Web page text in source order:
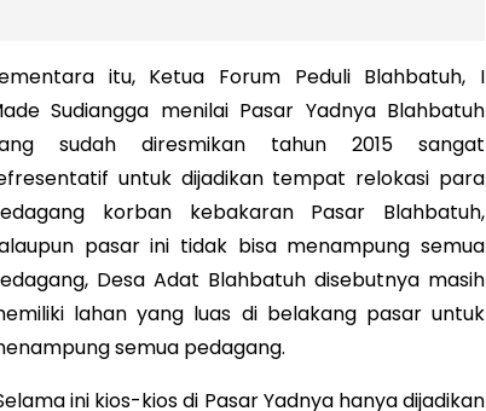
itu, Ketua Forum Peduli Blahbatuh, I
Sudiangga menilai Pasar Yadnya Blahbatuh
sudah diresmikan tahun 2015 sangat
untuk dijadikan tempat relokasi para
korban kebakaran Pasar Blahbatuh,
pasar ini tidak bisa menampung semua
Desa Adat Blahbatuh disebutnya masih
lahan yang luas di belakang pasar untuk
semua pedagang.
ini kios-kios di Pasar Yadnya hanya dijadikan